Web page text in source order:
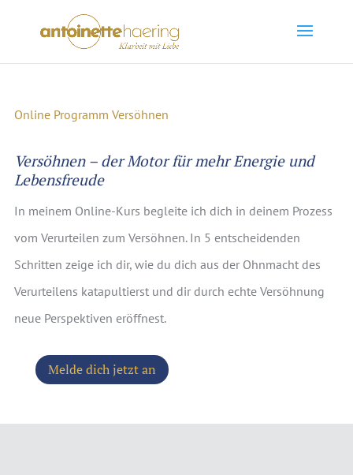
Online Programm Versöhnen
Versöhnen – der Motor für mehr Energie und
Lebensfreude
In meinem Online-Kurs begleite ich dich in deinem Prozess
vom Verurteilen zum Versöhnen. In 5 entscheidenden
Schritten zeige ich dir, wie du dich aus der Ohnmacht des
Verurteilens katapultierst und dir durch echte Versöhnung
neue Perspektiven eröffnest.
Melde dich jetzt an